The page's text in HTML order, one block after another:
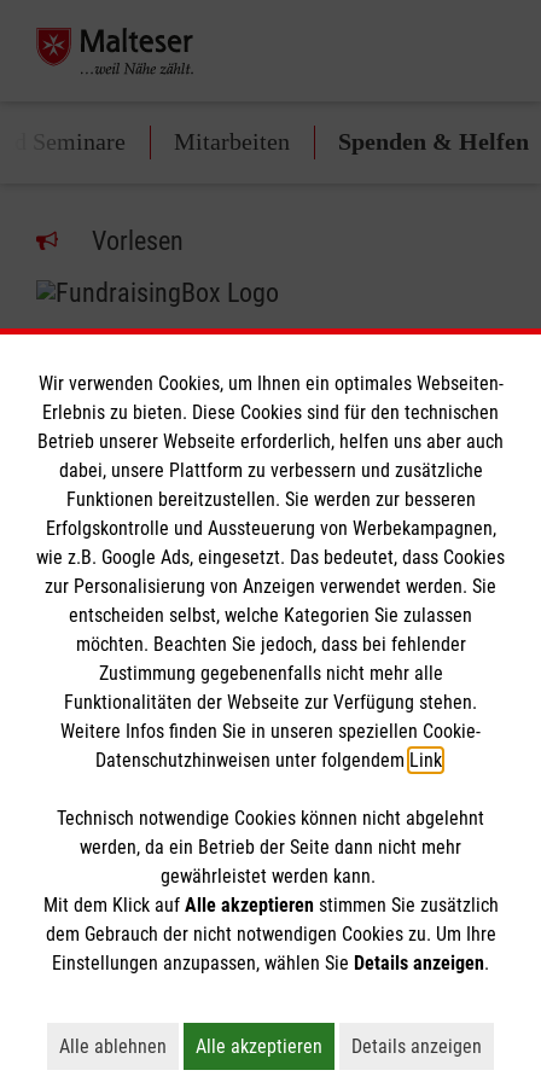
Seminare Mitarbeiten Spenden & Helfen
Vorlesen
Informationen
Impressum
Datenschutz
Kontakt
Barrierefreiheit
Die Malteser
Malteser in Deutschland
Malteserorden
Sharepoint
Spendenkonto
IBAN: DE37 3706 0120 1201 2160 16
BIC: GENODED1PA7
So finden Sie uns
Kamp 22
33098 Paderborn
Email:paderborn@malteser.org
Der Malteser Hilfsdienst e.V. ist als eingetragene
Gewerbesteuer befreit.
Wir verwenden Cookies, um Ihnen ein optimales Webseiten-
Erlebnis zu bieten. Diese Cookies sind für den technischen
Betrieb unserer Webseite erforderlich, helfen uns aber auch
dabei, unsere Plattform zu verbessern und zusätzliche
Funktionen bereitzustellen. Sie werden zur besseren
Erfolgskontrolle und Aussteuerung von Werbekampagnen,
wie z.B. Google Ads, eingesetzt. Das bedeutet, dass Cookies
zur Personalisierung von Anzeigen verwendet werden. Sie
entscheiden selbst, welche Kategorien Sie zulassen
möchten. Beachten Sie jedoch, dass bei fehlender
Zustimmung gegebenenfalls nicht mehr alle
Funktionalitäten der Webseite zur Verfügung stehen.
Weitere Infos finden Sie in unseren speziellen Cookie-
Datenschutzhinweisen unter folgendem Link.
Technisch notwendige Cookies können nicht abgelehnt
werden, da ein Betrieb der Seite dann nicht mehr
gewährleistet werden kann.
Mit dem Klick auf Alle akzeptierenstimmen Sie zusätzlich
dem Gebrauch der nicht notwendigen Cookies zu. Um Ihre
Einstellungen anzupassen, wählen Sie Details anzeigen.
Alle ablehnen
Lehnt alle nicht-essentiellen Cookies ab
Alle akzeptieren
Akzeptiert alle Cookies
Details anzeigen